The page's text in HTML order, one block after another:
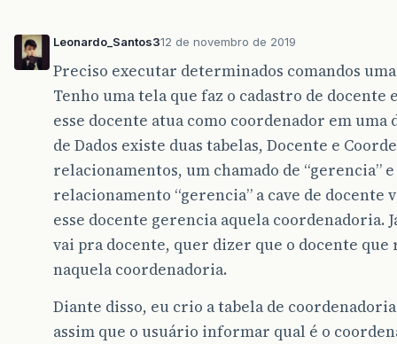
Leonardo_Santos312 de novembro de 2019
Preciso executar determinados comandos
Tenho uma tela que faz o cadastro de docente
esse docente atua como coordenador em
de Dados existe duas tabelas, Docente e
relacionamentos, um chamado de “gerencia”
relacionamento “gerencia” a cave de
esse docente gerencia aquela coordenadoria.
vai pra docente, quer dizer que o docente que
naquela coordenadoria.
Diante disso, eu crio a tabela de
assim que o usuário informar qual é o